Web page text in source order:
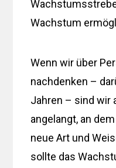
Wachstum
Wenn wir über
nachdenken –
Jahren – sind wir
angelangt, an
neue Art und
sollte das